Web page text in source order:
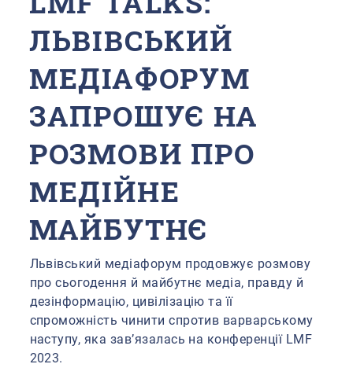
ЛЬВІВСЬКИЙ
МЕДІАФОРУМ
ЗАПРОШУЄ НА
РОЗМОВИ ПРО
МЕДІЙНЕ
МАЙБУТНЄ
Львівський медіафорум продовжує розмову
про сьогодення й майбутнє медіа, правду й
дезінформацію, цивілізацію та її
спроможність чинити спротив варварському
наступу, яка зав’язалась на конференції LMF
2023.